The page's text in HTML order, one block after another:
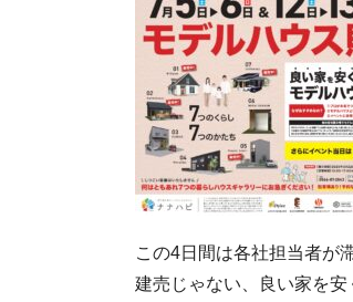
この4日間は各社担当者が
建売じゃない、良い家を安